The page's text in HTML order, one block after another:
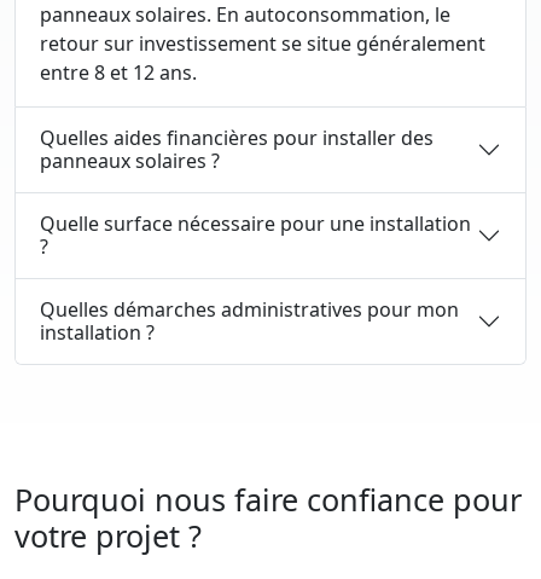
panneaux solaires. En autoconsommation, le
retour sur investissement se situe généralement
entre 8 et 12 ans.
Quelles aides financières pour installer des
panneaux solaires ?
Quelle surface nécessaire pour une installation
?
Quelles démarches administratives pour mon
installation ?
Pourquoi nous faire confiance pour
votre projet ?